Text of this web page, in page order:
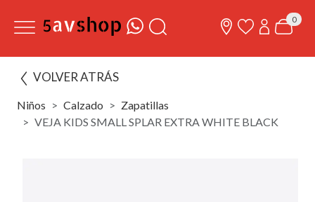
0
VOLVER ATRÁS
Niños Calzado
Zapatillas
VEJA KIDS SMALL SPLAR EXTRA WHITE BLACK